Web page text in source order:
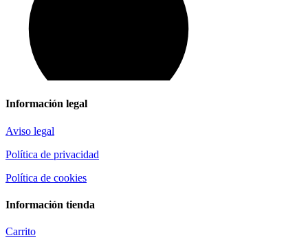
Información legal
Aviso legal
Política de privacidad
Política de cookies
Información tienda
Carrito